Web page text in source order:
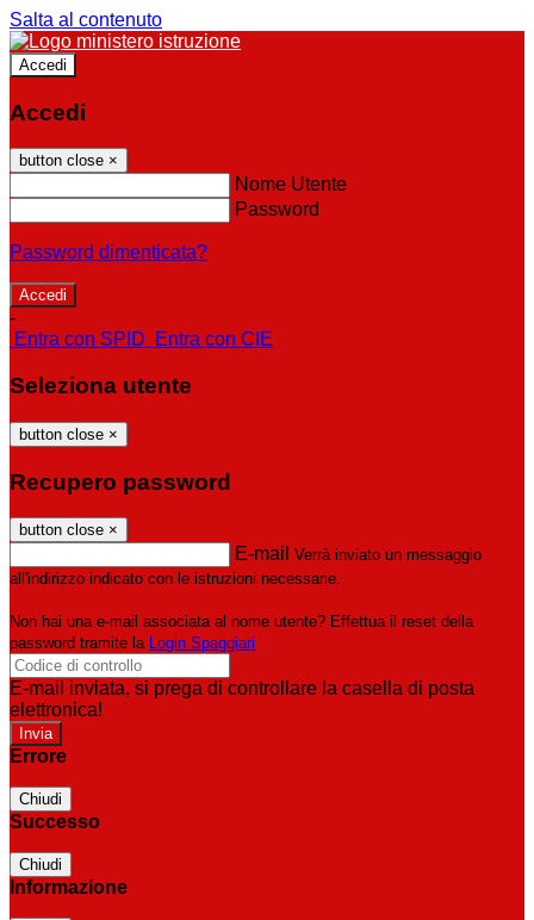
Salta al contenuto
Accedi
Accedi
button close ×
Nome Utente
Password
Password dimenticata?
-
Entra con SPID
Entra con CIE
Seleziona utente
button close ×
Recupero password
button close ×
E-mail Verrà inviato un messaggio
all'indirizzo indicato con le istruzioni necessarie.
Non hai una e-mail associata al nome utente? Effettua il reset della
password tramite la Login Spaggiari
E-mail inviata, si prega di controllare la casella di posta
elettronica!
Errore
Chiudi
Successo
Chiudi
Informazione